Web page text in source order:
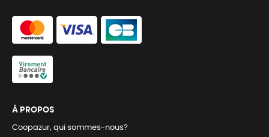
Á PROPOS
Coopazur, qui sommes-nous?